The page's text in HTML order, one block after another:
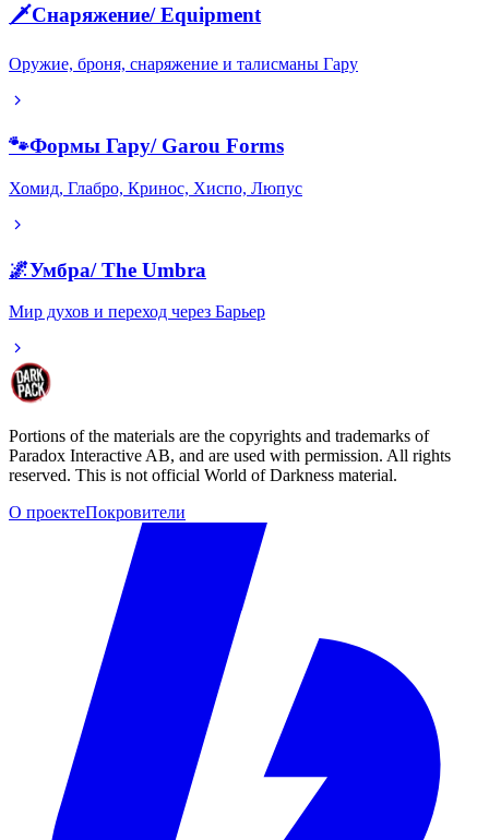
🗡️Снаряжение/Equipment
Оружие, броня, снаряжение и талисманы Гару
🐾Формы Гару/ Garou Forms
Хомид, Глабро, Кринос, Хиспо, Люпус
🌌Умбра/The Umbra
Мир духов и переход через Барьер
Portions of the materials are the copyrights and trademarks of
Paradox Interactive AB, and are used with permission. All rights
reserved. This is not official World of Darkness material.
О проектеПокровители